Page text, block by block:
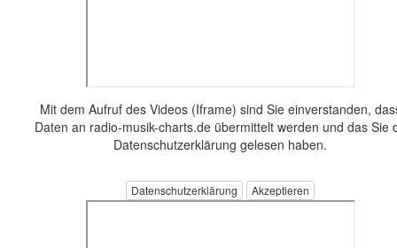
Mit dem Aufruf des Videos (Iframe) sind Sie einverstanden,
Daten an radio-musik-charts.de übermittelt werden und das Sie
Datenschutzerklärung gelesen haben.
Datenschutzerklärung